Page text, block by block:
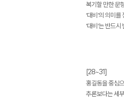
복기할 만한 문
‘대비’의 의미
‘대비’는 반드
[28~31]
홍길동을 중심
추론보다는 세